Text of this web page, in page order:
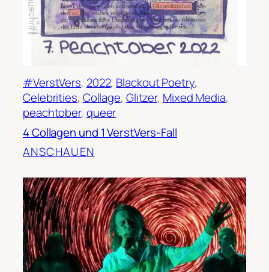
#VerstVers, 2022, Blackout Poetry
Celebrities, Collage, Glitzer, Mixed Media
peachtober, queer
4 Collagen und 1 VerstVers-Fall
ANSCHAUEN